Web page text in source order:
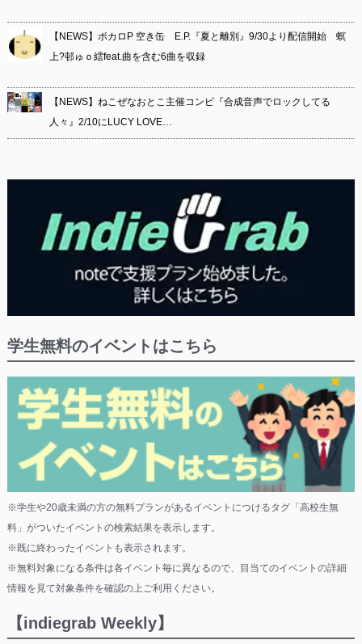
【NEWS】ボカロP 空き缶 E.P.『夏と離別』9/30より配信開始 螟
上?邨ゅｏ繧feat.曲を含む6曲を収録
【NEWS】ねこぜなおとこ主催コンピ『合成音声でロックしてる
人々』2/10にLUCY LOVE…
学生無料のイベントはこちら
※学生や20歳未満の方の無料プランがあるイベントにつけるタグ「高校生無
料」がついたイベントの検索結果を表示します。
※既に終わったイベントも表示されます。
※無料対象になる条件は各イベント毎に異なるので、目当てのイベントの詳細
情報を見て対象条件を確認の上ご利用ください。
【indiegrab Weekly】